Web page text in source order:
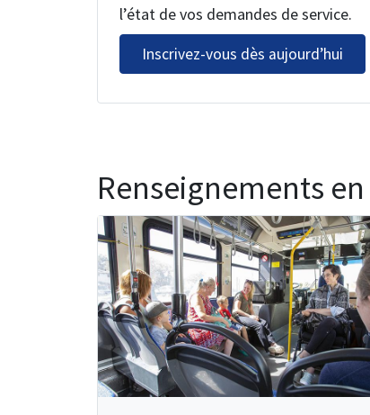
l’état de vos demandes de service.
Inscrivez-vous dès aujourd’hui
Renseignements